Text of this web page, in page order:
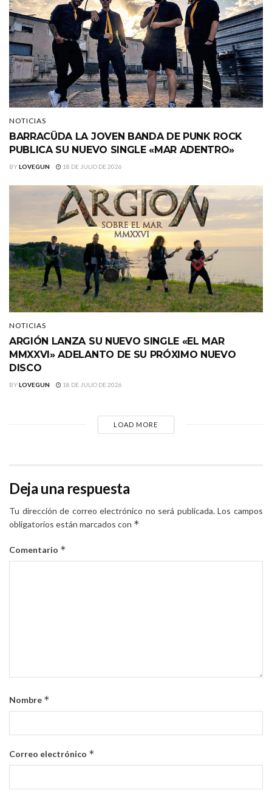
NOTICIAS
BARRACÜDA LA JOVEN BANDA DE PUNK ROCK
PUBLICA SU NUEVO SINGLE «MAR ADENTRO»
BYLOVEGUN 18 DE JULIO DE 2026
NOTICIAS
ARGIÓN LANZA SU NUEVO SINGLE «EL MAR
MMXXVI» ADELANTO DE SU PRÓXIMO NUEVO
DISCO
BYLOVEGUN 18 DE JULIO DE 2026
LOAD MORE
Deja una respuesta
Tu dirección de correo electrónico no será publicada. Los campos
obligatorios están marcados con *
Comentario *
Nombre *
Correo electrónico *